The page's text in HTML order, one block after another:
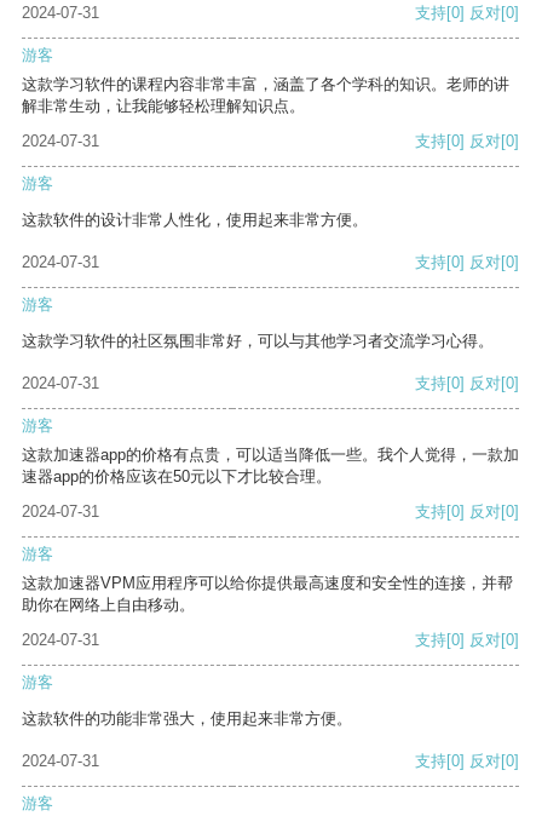
2024-07-31
支持[0] 反对[0]
游客
这款学习软件的课程内容非常丰富，涵盖了各个学科的知识。老师的讲
解非常生动，让我能够轻松理解知识点。
2024-07-31
支持[0] 反对[0]
游客
这款软件的设计非常人性化，使用起来非常方便。
2024-07-31 支持[0] 反对[0]
游客
这款学习软件的社区氛围非常好，可以与其他学习者交流学习心得。
2024-07-31 支持[0] 反对[0]
游客
这款加速器app的价格有点贵，可以适当降低一些。我个人觉得，一款加
速器app的价格应该在50元以下才比较合理。
2024-07-31
支持[0] 反对[0]
游客
这款加速器VPM应用程序可以给你提供最高速度和安全性的连接，并帮
助你在网络上自由移动。
2024-07-31
支持[0] 反对[0]
游客
这款软件的功能非常强大，使用起来非常方便。
2024-07-31 支持[0] 反对[0]
游客